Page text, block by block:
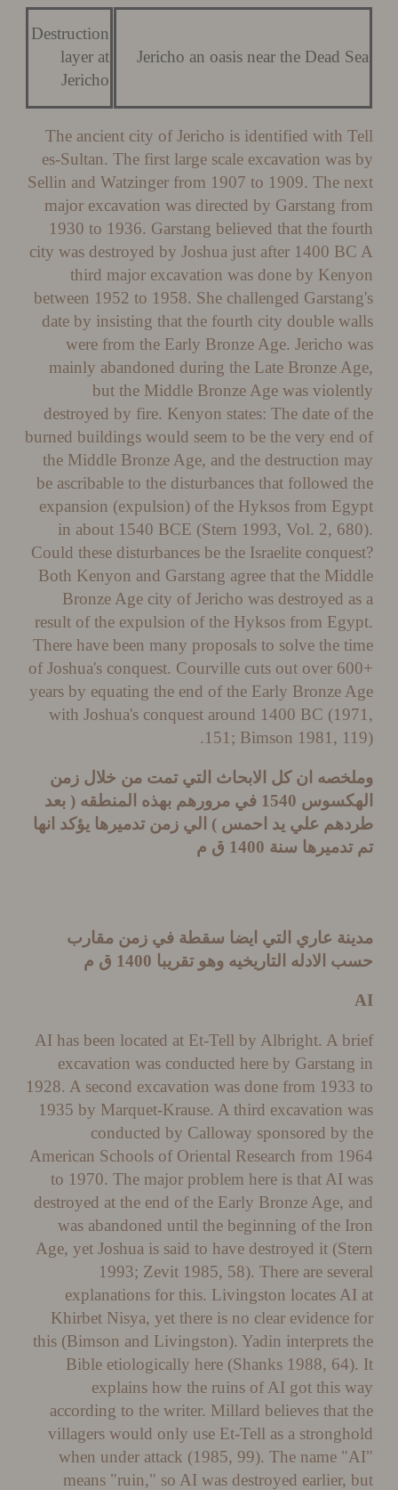
Jericho an oasis near the Dead
Destruction
layer at
The ancient city of Jericho is identified with
es-Sultan. The first large scale excavation
Sellin and Watzinger from 1907 to 1909. The
major excavation was directed by Garstang
1930 to 1936. Garstang believed that the
city was destroyed by Joshua just after 1400
third major excavation was done by
between 1952 to 1958. She challenged
date by insisting that the fourth city double
were from the Early Bronze Age. Jericho
mainly abandoned during the Late Bronze
but the Middle Bronze Age was
destroyed by fire. Kenyon states: The date
burned buildings would seem to be the very
the Middle Bronze Age, and the destruction
be ascribable to the disturbances that
expansion (expulsion) of the Hyksos from
in about 1540 BCE (Stern 1993, Vol. 2,
Could these disturbances be the Israelite
Both Kenyon and Garstang agree that the
Bronze Age city of Jericho was destroyed
result of the expulsion of the Hyksos from
There have been many proposals to solve the
of Joshua's conquest. Courville cuts out over
years by equating the end of the Early Bronze
with Joshua's conquest around 1400 BC
151; Bimson 1981,
ان كل الابحاث التي تمت من خلال زمن
1540 في مرورهم بهذه المنطقه(بعد
علي يد احمس )الي زمن تدميرها يؤكد انها
سنة1400 ق م
عاري التي ايضا سقطة في زمن مقارب
الادله التاريخيه وهو تقريبا1400 ق م
AI has been located at Et-Tell by Albright. A
excavation was conducted here by
1928. A second excavation was done from
1935 by Marquet-Krause. A third excavation
conducted by Calloway sponsored
American Schools of Oriental Research from
to 1970. The major problem here is that AI
destroyed at the end of the Early Bronze Age,
was abandoned until the beginning of the
Age, yet Joshua is said to have destroyed it
1993; Zevit 1985, 58). There are
explanations for this. Livingston locates
Khirbet Nisya, yet there is no clear
this (Bimson and Livingston). Yadin
Bible etiologically here (Shanks 1988,
explains how the ruins of AI got this
according to the writer. Millard believes
villagers would only use Et-Tell as a
when under attack (1985, 99). The name
means "ruin," so AI was destroyed